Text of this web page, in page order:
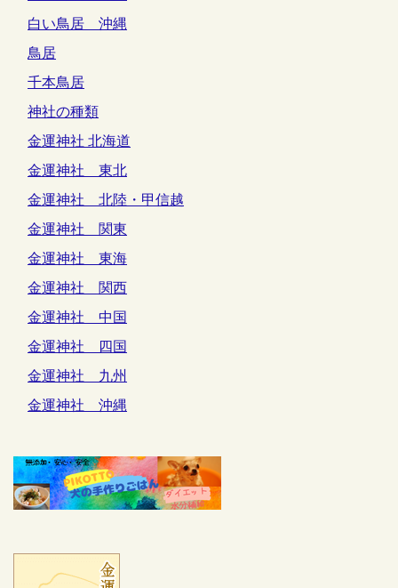
白い鳥居 沖縄
鳥居
千本鳥居
神社の種類
金運神社 北海道
金運神社 東北
金運神社 北陸・甲信越
金運神社 関東
金運神社 東海
金運神社 関西
金運神社 中国
金運神社 四国
金運神社 九州
金運神社 沖縄